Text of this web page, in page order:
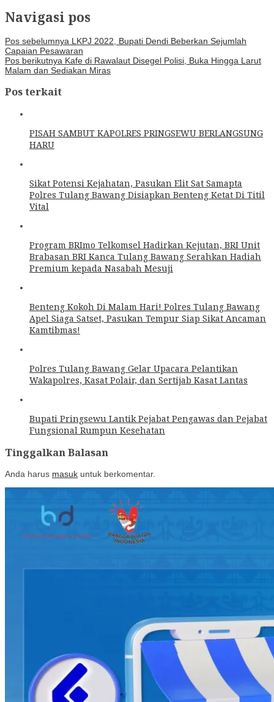
Navigasi pos
Pos sebelumnya LKPJ 2022, Bupati Dendi Beberkan Sejumlah
Capaian Pesawaran
Pos berikutnya Kafe di Rawalaut Disegel Polisi, Buka Hingga Larut
Malam dan Sediakan Miras
Pos terkait
PISAH SAMBUT KAPOLRES PRINGSEWU BERLANGSUNG
HARU
Sikat Potensi Kejahatan, Pasukan Elit Sat Samapta
Polres Tulang Bawang Disiapkan Benteng Ketat Di Titil
Vital
Program BRImo Telkomsel Hadirkan Kejutan, BRI Unit
Brabasan BRI Kanca Tulang Bawang Serahkan Hadiah
Premium kepada Nasabah Mesuji
Benteng Kokoh Di Malam Hari! Polres Tulang Bawang
Apel Siaga Satset, Pasukan Tempur Siap Sikat Ancaman
Kamtibmas!
Polres Tulang Bawang Gelar Upacara Pelantikan
Wakapolres, Kasat Polair, dan Sertijab Kasat Lantas
Bupati Pringsewu Lantik Pejabat Pengawas dan Pejabat
Fungsional Rumpun Kesehatan
Tinggalkan Balasan
Anda harus masuk untuk berkomentar.